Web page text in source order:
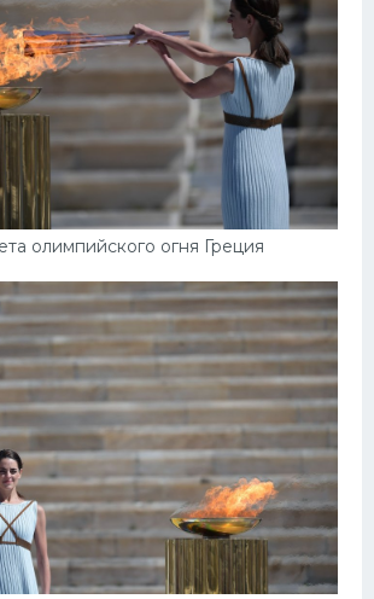
олимпийского огня Греция